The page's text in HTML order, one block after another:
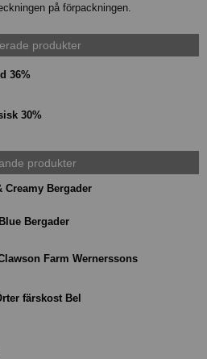
på förpackningen.
produkter
36%
30%
produkter
Creamy Bergader
Bergader
Farm Wernerssons
färskost Bel